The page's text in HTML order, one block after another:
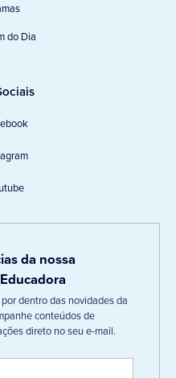
do Dia
da nossa
dentro das novidades da
conteúdos de
direto no seu e-mail.